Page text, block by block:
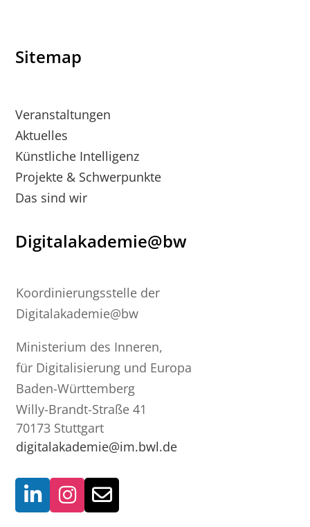
Sitemap
Veranstaltungen
Aktuelles
Künstliche Intelligenz
Projekte & Schwerpunkte
Das sind wir
Digitalakademie@bw
Koordinierungsstelle der
Digitalakademie@bw
Ministerium des Inneren,
für Digitalisierung und Europa
Baden-Württemberg
Willy-Brandt-Straße 41
70173 Stuttgart
digitalakademie@im.bwl.de